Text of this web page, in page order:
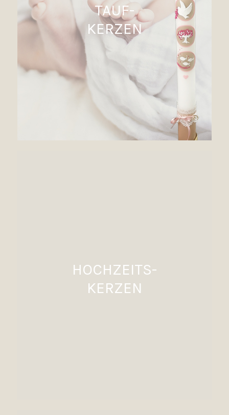
TAUF-
KERZEN
HOCHZEITS-
KERZEN